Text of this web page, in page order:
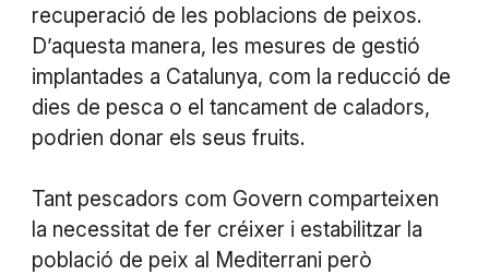
recuperació de les poblacions de peixos.
D’aquesta manera, les mesures de gestió
implantades a Catalunya, com la reducció de
dies de pesca o el tancament de caladors,
podrien donar els seus fruits.
Tant pescadors com Govern comparteixen
la necessitat de fer créixer i estabilitzar la
població de peix al Mediterrani però